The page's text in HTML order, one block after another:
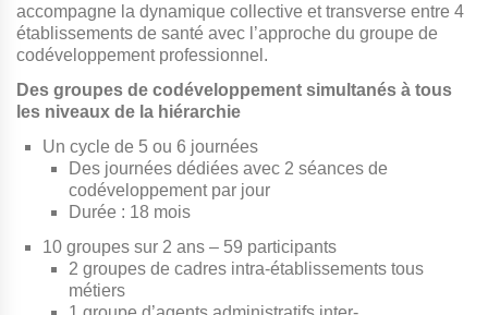
accompagne la dynamique collective et transverse entre 4
établissements de santé avec l’approche du groupe de
codéveloppement professionnel.
Des groupes de codéveloppement simultanés à tous
les niveaux de la hiérarchie
Un cycle de 5 ou 6 journées
Des journées dédiées avec 2 séances de
codéveloppement par jour
Durée : 18 mois
10 groupes sur 2 ans – 59 participants
2 groupes de cadres intra-établissements tous
métiers